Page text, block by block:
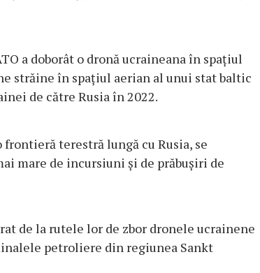
a doborât o dronă ucraineana în spaţiul
străine în spaţiul aerian al unui stat baltic
de către Rusia în 2022.
terestră lungă cu Rusia, se
mare de incursiuni şi de prăbuşiri de
de la rutele lor de zbor dronele ucrainene
petroliere din regiunea Sankt